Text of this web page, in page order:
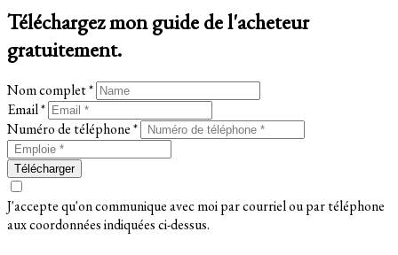
Téléchargez mon guide de l'acheteur
gratuitement.
Nom complet *
Email *
Numéro de téléphone *
Télécharger
J'accepte qu'on communique avec moi par courriel ou par téléphone
aux coordonnées indiquées ci-dessus.